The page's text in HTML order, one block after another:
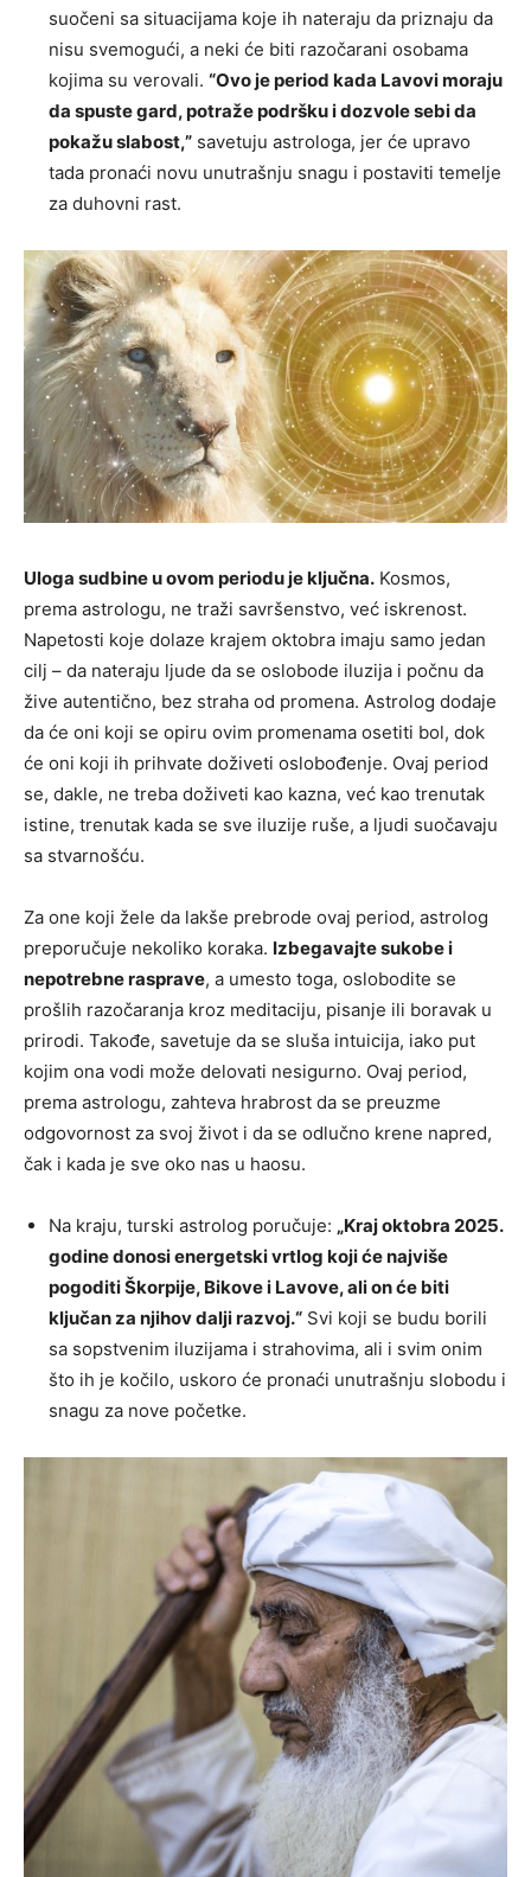
suočeni sa situacijama koje ih nateraju da priznaju da
nisu svemogući, a neki će biti razočarani osobama
kojima su verovali. “Ovo je period kada Lavovi moraju
da spuste gard, potraže podršku i dozvole sebi da
pokažu slabost,” savetuju astrologa, jer će upravo
tada pronaći novu unutrašnju snagu i postaviti temelje
za duhovni rast.
Uloga sudbine u ovom periodu je ključna. Kosmos,
prema astrologu, ne traži savršenstvo, već iskrenost.
Napetosti koje dolaze krajem oktobra imaju samo jedan
cilj – da nateraju ljude da se oslobode iluzija i počnu da
žive autentično, bez straha od promena. Astrolog dodaje
da će oni koji se opiru ovim promenama osetiti bol, dok
će oni koji ih prihvate doživeti oslobođenje. Ovaj period
se, dakle, ne treba doživeti kao kazna, već kao trenutak
istine, trenutak kada se sve iluzije ruše, a ljudi suočavaju
sa stvarnošću.
Za one koji žele da lakše prebrode ovaj period, astrolog
preporučuje nekoliko koraka. Izbegavajte sukobe i
nepotrebne rasprave, a umesto toga, oslobodite se
prošlih razočaranja kroz meditaciju, pisanje ili boravak u
prirodi. Takođe, savetuje da se sluša intuicija, iako put
kojim ona vodi može delovati nesigurno. Ovaj period,
prema astrologu, zahteva hrabrost da se preuzme
odgovornost za svoj život i da se odlučno krene napred,
čak i kada je sve oko nas u haosu.
Na kraju, turski astrolog poručuje: „Kraj oktobra 2025.
godine donosi energetski vrtlog koji će najviše
pogoditi Škorpije, Bikove i Lavove, ali on će biti
ključan za njihov dalji razvoj.“ Svi koji se budu borili
sa sopstvenim iluzijama i strahovima, ali i svim onim
što ih je kočilo, uskoro će pronaći unutrašnju slobodu i
snagu za nove početke.